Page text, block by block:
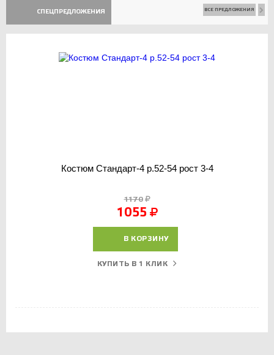
СПЕЦПРЕДЛОЖЕНИЯ ВСЕ ПРЕДЛОЖЕНИЯ
Костюм Стандарт-4 р.52-54 рост 3-4
1170
1055
В КОРЗИНУ
КУПИТЬ В 1 КЛИК